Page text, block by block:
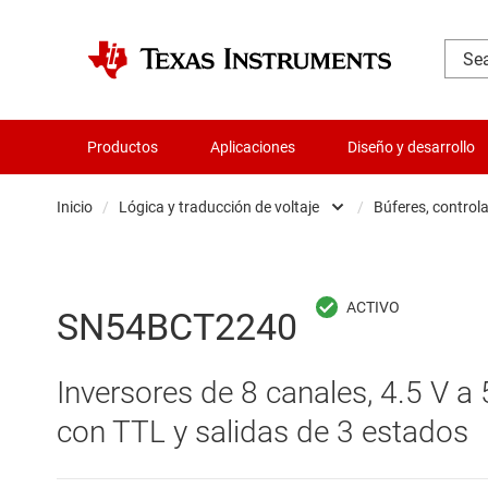
Productos Aplicaciones Diseño y desarrollo
Inicio / Lógica y traducción de voltaje
Audio, háptica y piezoeléctrica
Circuitos integrados de gestión de
/ Búferes,
SN54BCT2240
Inversores de 8 canales, 4.5 V
con TTL y salidas de 3 estados